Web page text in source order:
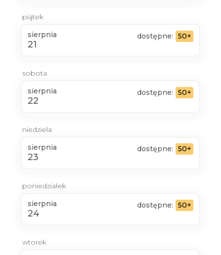
piątek
sierpnia
21
dostępne: 50+
sobota
sierpnia
22
dostępne: 50+
niedziela
sierpnia
23
dostępne: 50+
poniedziałek
sierpnia
24
dostępne: 50+
wtorek